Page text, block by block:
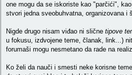
one mogu da se iskoriste kao "parčići",
stvori jedna sveobuhvatna, organizovana i
Nigde drugo nisam viđao ni slične tipove
u fokusu, izdvojene teme, članak, link...)
forumaši mogu nesmetano da rade na
Ko želi da nauči i smesti neke korisne